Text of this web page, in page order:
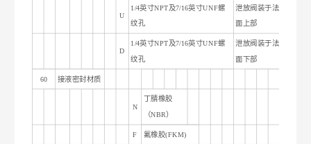
U
1/4英寸NPT及7/16英寸UNF螺
纹孔
泄放阀装于法兰侧
面上部
D
1/4英寸NPT及7/16英寸UNF螺
纹孔
泄放阀装于法兰侧
面下部
60 接液密封材质
N
丁腈橡胶
（NBR）
F 氟橡胶(FKM)